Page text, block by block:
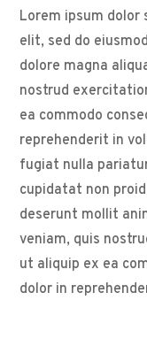
Lorem ipsum
elit, sed do
dolore magna
nostrud
ea commodo
reprehenderit in
fugiat nulla
cupidatat non
deserunt mollit
veniam, quis
ut aliquip ex ea
dolor in